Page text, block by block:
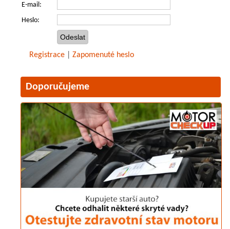
E-mail:
Heslo:
Registrace Zapomenuté heslo
Doporučujeme